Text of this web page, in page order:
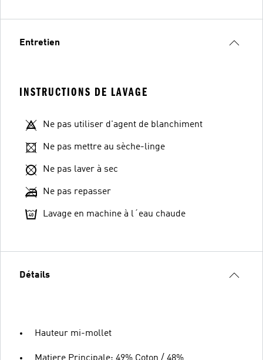
Entretien
INSTRUCTIONS DE LAVAGE
Ne pas utiliser d'agent de blanchiment
Ne pas mettre au sèche-linge
Ne pas laver à sec
Ne pas repasser
Lavage en machine à l´eau chaude
Détails
Hauteur mi-mollet